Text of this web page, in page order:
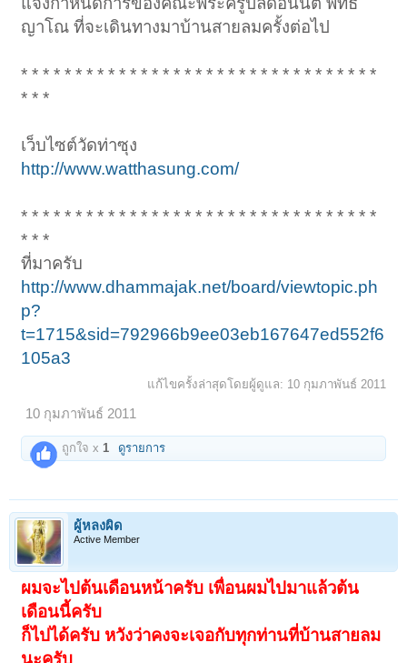
ญาโณ ที่จะเดินทางมาบ้านสายลมครั้งต่อไป
* * * * * * * * * * * * * * * * * * * * * * * * * * * * * * * * *
* * *
เว็บไซต์วัดท่าซุง
http://www.watthasung.com/
* * * * * * * * * * * * * * * * * * * * * * * * * * * * * * * * *
* * *
ที่มาครับ
http://www.dhammajak.net/board/viewtopic.ph
p?
t=1715&sid=792966b9ee03eb167647ed552f6
105a3
แก้ไขครั้งล่าสุดโดยผู้ดูแล: 10 กุมภาพันธ์ 2011
10 กุมภาพันธ์ 2011
ถูกใจ x1 ดูรายการ
ผู้หลงผิด
Active Member
ผมจะไปต้นเดือนหน้าครับ เพื่อนผมไปมาแล้วต้น
เดือนนี้ครับ
ก็ไปได้ครับ หวังว่าคงจะเจอกับทุกท่านที่บ้านสายลม
2